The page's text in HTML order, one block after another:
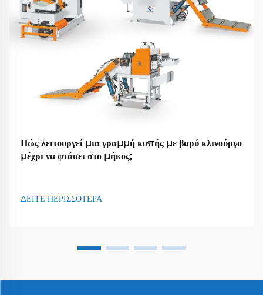
Πώς λειτουργεί μια γραμμή κοπής με βαρύ κλινούργο
μέχρι να φτάσει στο μήκος;
ΔΕΙΤΕ ΠΕΡΙΣΣΟΤΕΡΑ